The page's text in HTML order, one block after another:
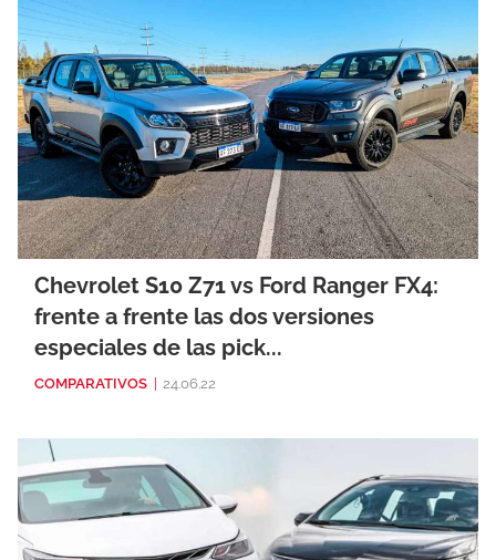
Chevrolet S10 Z71 vs Ford Ranger FX4:
frente a frente las dos versiones
especiales de las pick...
COMPARATIVOS | 24.06.22